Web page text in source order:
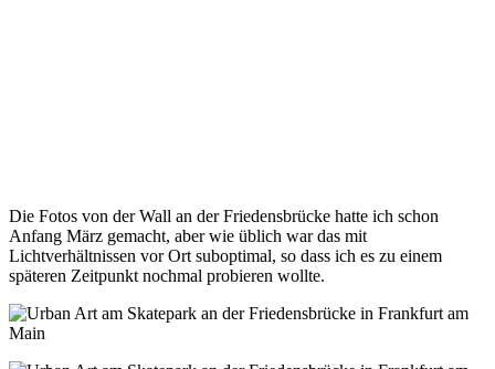
Die Fotos von der Wall an der Friedensbrücke hatte ich schon
Anfang März gemacht, aber wie üblich war das mit
Lichtverhältnissen vor Ort suboptimal, so dass ich es zu einem
späteren Zeitpunkt nochmal probieren wollte.